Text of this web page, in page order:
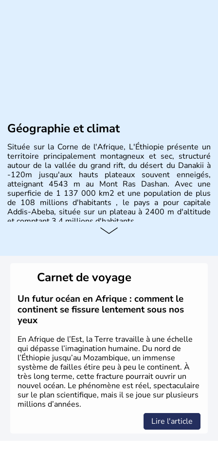
Géographie et climat
Située sur la Corne de l'Afrique, L'Éthiopie présente un
territoire principalement montagneux et sec, structuré
autour de la vallée du grand rift, du désert du Danakii à
-120m jusqu'aux hauts plateaux souvent enneigés,
atteignant 4543 m au Mont Ras Dashan. Avec une
superficie de 1 137 000 km2 et une population de plus
de 108 millions d'habitants , le pays a pour capitale
Addis-Abeba, située sur un plateau à 2400 m d'altitude
et comptant 3,4 millions d'habitants.
Carnet de voyage
Un futur océan en Afrique : comment le
continent se fissure lentement sous nos
yeux
En Afrique de l’Est, la Terre travaille à une échelle
qui dépasse l’imagination humaine. Du nord de
l’Éthiopie jusqu’au Mozambique, un immense
système de failles étire peu à peu le continent. À
très long terme, cette fracture pourrait ouvrir un
nouvel océan. Le phénomène est réel, spectaculaire
sur le plan scientifique, mais il se joue sur plusieurs
millions d’années.
Lire l'article